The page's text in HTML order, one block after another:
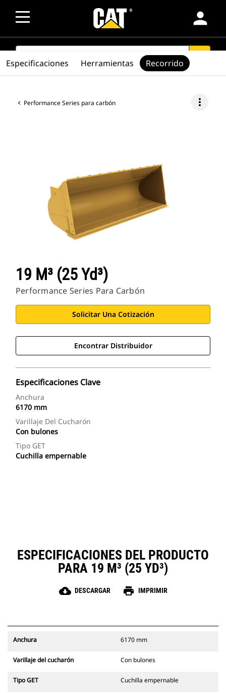
person
SEARCH
Performance Series para carbón more_vert
19 M³ (25 Yd³)
Performance Series Para Carbón
Solicitar Una Cotización
Encontrar Distribuidor
Especificaciones Clave
Anchura
6170 mm
Varillaje Del Cucharón
Con bulones
Tipo GET
Cuchilla empernable
Especificaciones Herramientas Recorrido
ESPECIFICACIONES DEL PRODUCTO
PARA 19 M³ (25 YD³)
cloud_download DESCARGAR print IMPRIMIR
Anchura 6170 mm
Varillaje del cucharón Con bulones
Tipo GET Cuchilla empernable